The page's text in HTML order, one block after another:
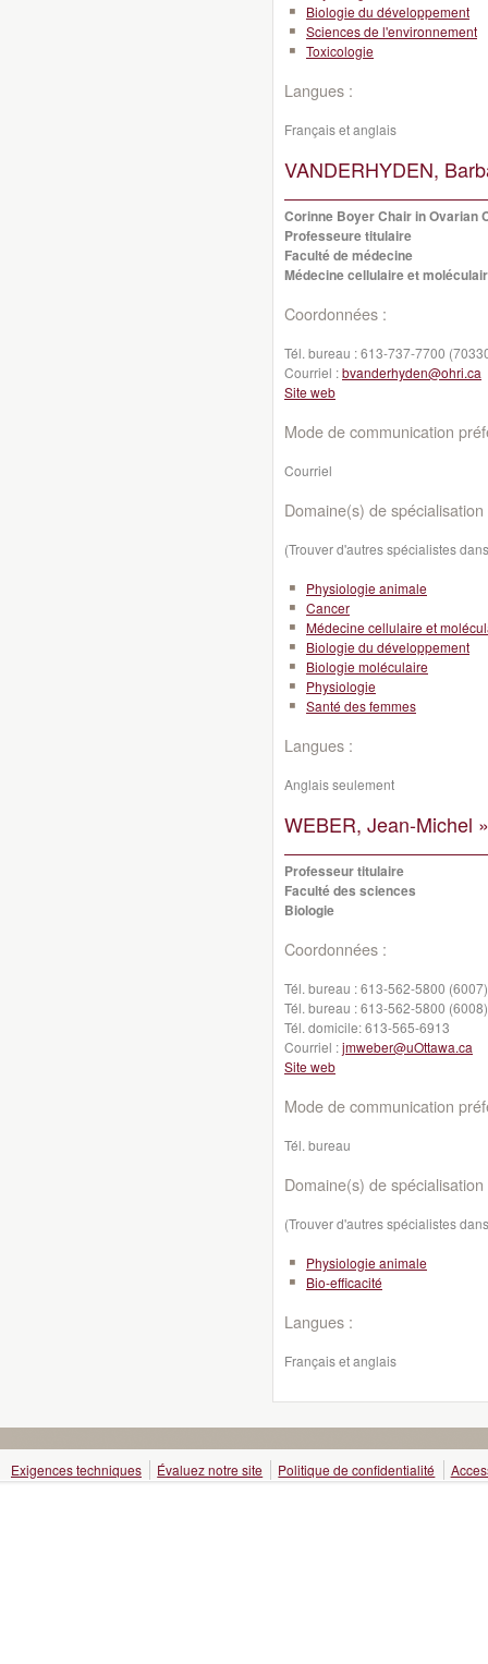
Biologie du développement
Sciences de l'environnement
Toxicologie
Langues :
Français et anglais
VANDERHYDEN,
Corinne Boyer Chair in Ovarian
Professeure titulaire
Faculté de médecine
Médecine cellulaire et
Coordonnées :
Tél. bureau :613-737-7700
Courriel :bvanderhyden@ohri.ca
Site web
Mode de communication
Courriel
Domaine(s) de spécialisation
(Trouver d'autres spécialistes
Physiologie animale
Cancer
Médecine cellulaire et
Biologie du développement
Biologie moléculaire
Physiologie
Santé des femmes
Langues :
Anglais seulement
WEBER, Jean-Michel »
Professeur titulaire
Faculté des sciences
Biologie
Coordonnées :
Tél. bureau :613-562-5800 (6007)
Tél. bureau :613-562-5800 (6008)
Tél. domicile:613-565-6913
Courriel :jmweber@uOttawa.ca
Site web
Mode de communication
Tél. bureau
Domaine(s) de spécialisation
(Trouver d'autres spécialistes
Physiologie animale
Bio-efficacité
Langues :
Français et anglais
Exigences techniques Évaluez notre site Politique de confidentialité